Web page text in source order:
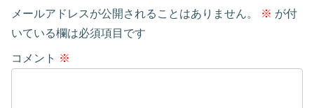
メールアドレスが公開されることはありません。 ※ が付
いている欄は必須項目です
コメント ※